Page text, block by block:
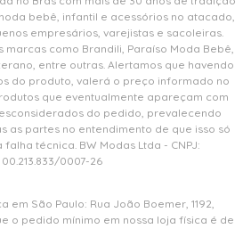
bebê, infantil e acessórios no atacado,
empresários, varejistas e sacoleiras.
marcas como Brandili, Paraíso Moda Bebê,
entre outras. Alertamos que havendo
do produto, valerá o preço informado no
que eventualmente apareçam com
do pedido, prevalecendo
as partes no entendimento de que isso só
técnica. BW Modas Ltda - CNPJ:
00.213.833/0007-26
em São Paulo: Rua João Boemer, 1192,
o pedido mínimo em nossa loja física é de